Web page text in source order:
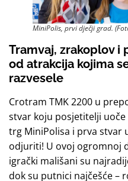
MiniPolis, prvi dječji grad.
Tramvaj, zrakoplov i
od atrakcija kojima
razvesele
Crotram TMK 2200 u
stvar koju posjetitelji
trg MiniPolisa i prva stvar
odjuriti! U ovoj ogromnoj
igrački mališani su
dok su putnici najčešće –